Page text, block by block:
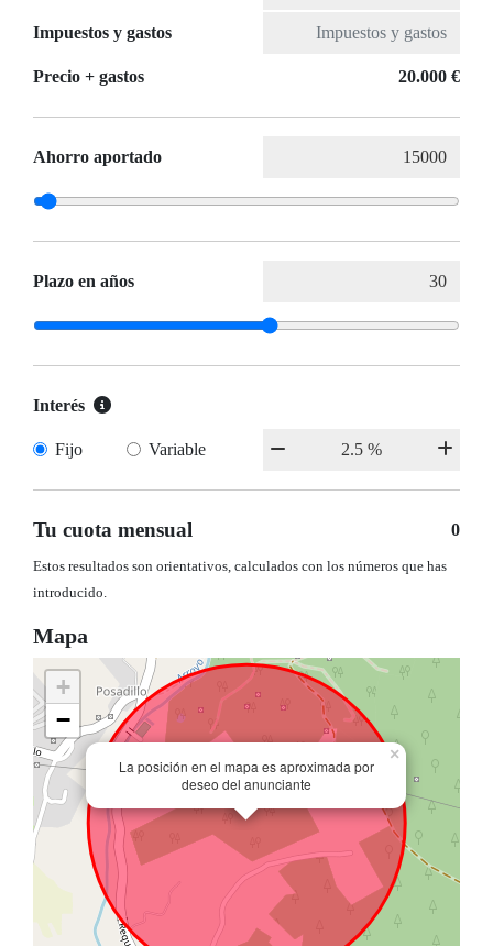
Impuestos y gastos
Precio + gastos 20.000 €
Ahorro aportado
Plazo en años
Interés
Fijo Variable
Tu cuota mensual 0
Estos resultados son orientativos, calculados con los números que has
introducido.
Mapa
La posición en el mapa es aproximada por
deseo del anunciante
×
+
−